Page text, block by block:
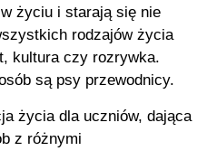
życiu i starają się nie
rodzajów życia
kultura czy rozrywka.
są psy przewodnicy.
życia dla uczniów, dająca
z różnymi